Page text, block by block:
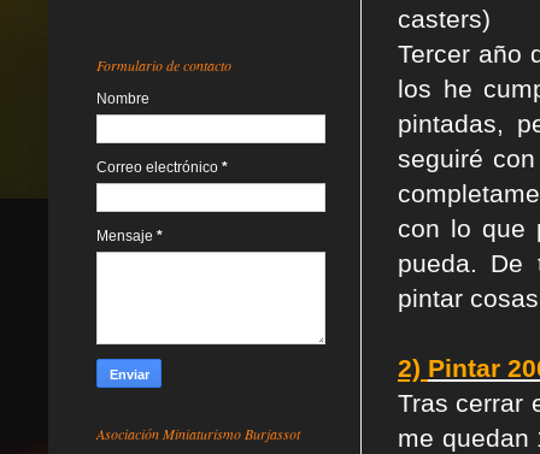
casters)
Tercer año
los he
pintadas,
seguiré
con lo que
pueda. De
pintar
2) Pintar
Tras cerrar
me quedan
Formulario de contacto
Nombre
Correo electrónico *
Mensaje *
Asociación Miniaturismo Burjassot